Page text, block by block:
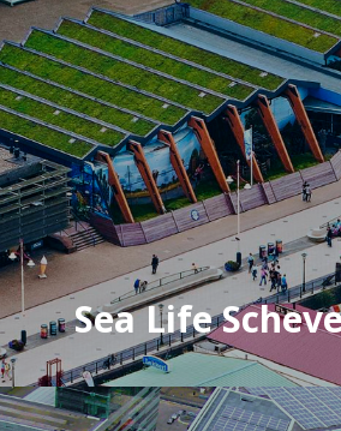
Sea Life